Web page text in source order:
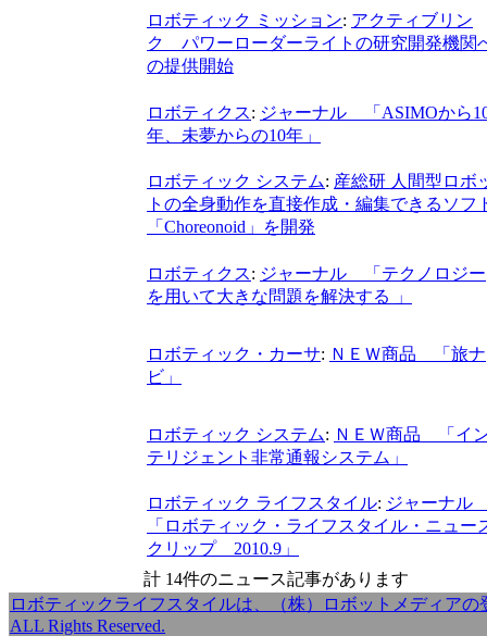
ロボティック ミッション: アクティブリン
ク パワーローダーライトの研究開発機関
の提供開始
ロボティクス: ジャーナル 「ASIMOから
年、未夢からの10年」
ロボティック システム: 産総研 人間型ロボ
トの全身動作を直接作成・編集できるソフ
「Choreonoid」を開発
ロボティクス: ジャーナル 「テクノロジー
を用いて大きな問題を解決する 」
ロボティック・カーサ: ＮＥＷ商品 「旅ナ
ビ」
ロボティック システム: ＮＥＷ商品 「イ
テリジェント非常通報システム」
ロボティック ライフスタイル: ジャーナ
「ロボティック・ライフスタイル・ニュー
クリップ 2010.9」
計 14件のニュース記事があります
ロボティックライフスタイルは、（株）ロボットメディアの
ALL Rights Reserved.